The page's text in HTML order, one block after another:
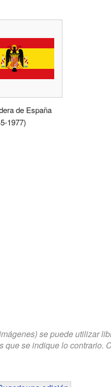
de España
1977)
se puede utilizar
que se indique lo contrario.